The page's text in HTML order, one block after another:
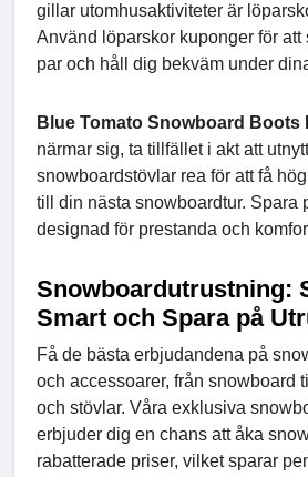
gillar utomhusaktiviteter är
Använd löparskor kuponger för att
par och håll dig bekväm under
Blue Tomato Snowboard Boots
närmar sig, ta tillfället i akt att
snowboardstövlar rea för att få
till din nästa snowboardtur. Spara
designad för prestanda och
Snowboardutrustning:
Smart och Spara på
Få de bästa erbjudandena på
och accessoarer, från snowboard
och stövlar. Våra exklusiva
erbjuder dig en chans att åka
rabatterade priser, vilket sparar